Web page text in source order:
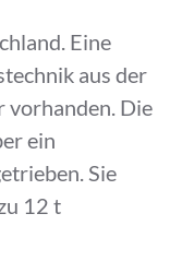
Eine
aus der
vorhanden. Die
ein
Sie
12 t